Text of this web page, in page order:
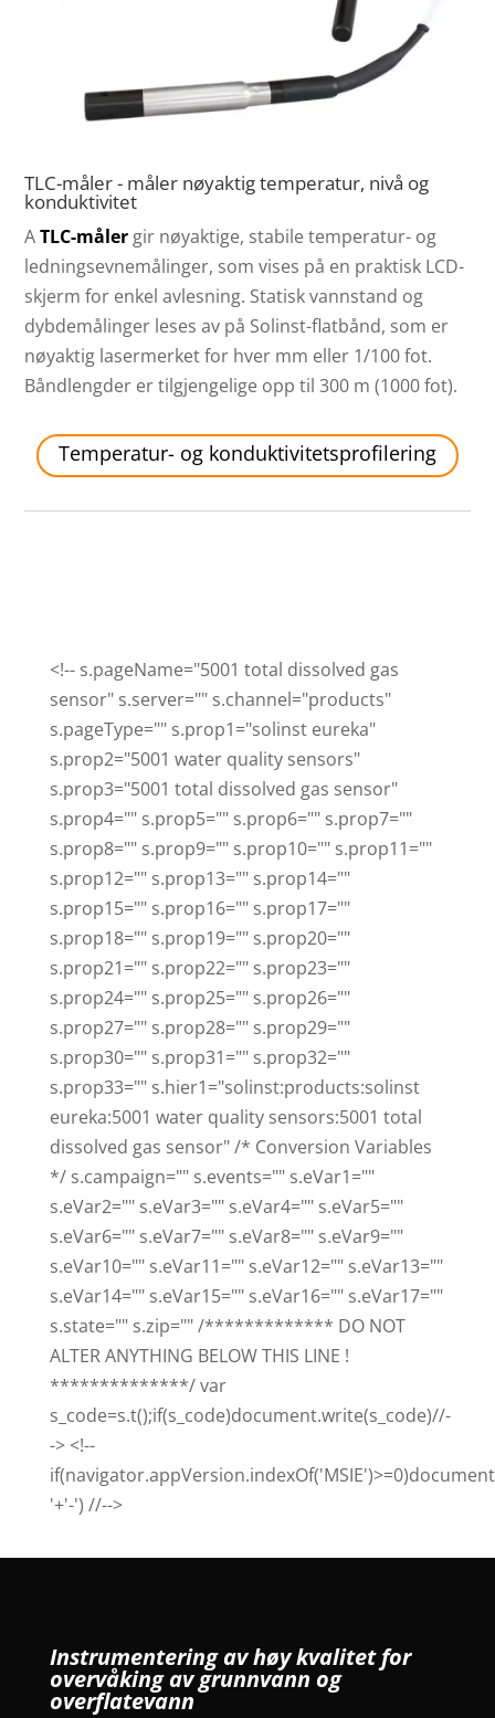
TLC-måler - måler nøyaktig temperatur, nivå og
konduktivitet
ATLC-måler gir nøyaktige, stabile temperatur- og
ledningsevnemålinger, som vises på en praktisk LCD-
skjerm for enkel avlesning. Statisk vannstand og
dybdemålinger leses av på Solinst-flatbånd, som er
nøyaktig lasermerket for hver mm eller 1/100 fot.
Båndlengder er tilgjengelige opp til 300 m (1000 fot).
Temperatur- og konduktivitetsprofilering
<!-- s.pageName="5001 total dissolved gas
sensor" s.server="" s.channel="products"
s.pageType="" s.prop1="solinst eureka"
s.prop2="5001 water quality sensors"
s.prop3="5001 total dissolved gas sensor"
s.prop4="" s.prop5="" s.prop6="" s.prop7=""
s.prop8="" s.prop9="" s.prop10="" s.prop11=""
s.prop12="" s.prop13="" s.prop14=""
s.prop15="" s.prop16="" s.prop17=""
s.prop18="" s.prop19="" s.prop20=""
s.prop21="" s.prop22="" s.prop23=""
s.prop24="" s.prop25="" s.prop26=""
s.prop27="" s.prop28="" s.prop29=""
s.prop30="" s.prop31="" s.prop32=""
s.prop33="" s.hier1="solinst:products:solinst
eureka:5001 water quality sensors:5001 total
dissolved gas sensor" /* Conversion Variables
*/ s.campaign="" s.events="" s.eVar1=""
s.eVar2="" s.eVar3="" s.eVar4="" s.eVar5=""
s.eVar6="" s.eVar7="" s.eVar8="" s.eVar9=""
s.eVar10="" s.eVar11="" s.eVar12="" s.eVar13=""
s.eVar14="" s.eVar15="" s.eVar16="" s.eVar17=""
s.state="" s.zip="" /************* DO NOT
ALTER ANYTHING BELOW THIS LINE !
**************/ var
s_code=s.t();if(s_code)document.write(s_code)//-
-> <!--
'+'-') //-->
Instrumentering av høy kvalitet for
overvåking av grunnvann og
overflatevann